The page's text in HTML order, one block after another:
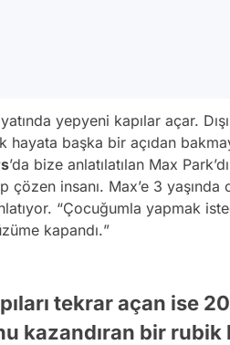
yepyeni kapılar açar.
hayata başka bir açıdan
’da bize anlatılatılan Max
çözen insanı. Max’e 3
“Çocuğumla yapmak
kapandı.”
tekrar açan ise
kazandıran bir rubik